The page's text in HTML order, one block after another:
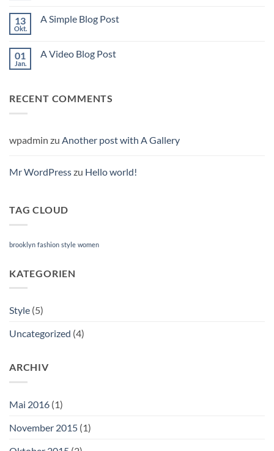
Just
A
Gallery
13
Okt.
A Simple Blog Post
A
01
Jan.
A Video Blog Post
Video
RECENT COMMENTS
wpadmin zu Another post with A Gallery
Mr WordPresszu Hello world!
TAG CLOUD
brooklyn fashion style women
KATEGORIEN
Style (5)
Uncategorized (4)
ARCHIV
Mai 2016 (1)
November 2015 (1)